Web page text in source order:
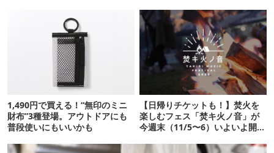
1,490円で買える！“無印のミニ
財布”3種登場。アウトドアにも
普段使いにもいいかも
【日帰りチケットも！】焚火を
楽しむフェス「焚キ火ノ音」が
今週末（11/5〜6）いよいよ開